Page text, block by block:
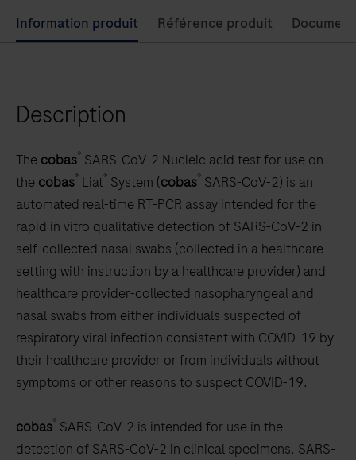
mieux
prendre
les
Use
left
arrow
to
scroll
between
the
tabs
Information produit Référence produit
Description
The cobas® SARS-CoV-2 Nucleic acid test for use on
the cobas® Liat® System (cobas® SARS-CoV-2) is an
automated real-time RT-PCR assay intended for the
rapid in vitro qualitative detection of SARS-CoV-2 in
self-collected nasal swabs (collected in a healthcare
setting with instruction by a healthcare provider) and
healthcare provider-collected nasopharyngeal and
nasal swabs from either individuals suspected of
respiratory viral infection consistent with COVID-19 by
their healthcare provider or from individuals without
symptoms or other reasons to suspect COVID-19.
cobas® SARS-CoV-2 is intended for use in the
detection of SARS-CoV-2 in clinical specimens. SARS-